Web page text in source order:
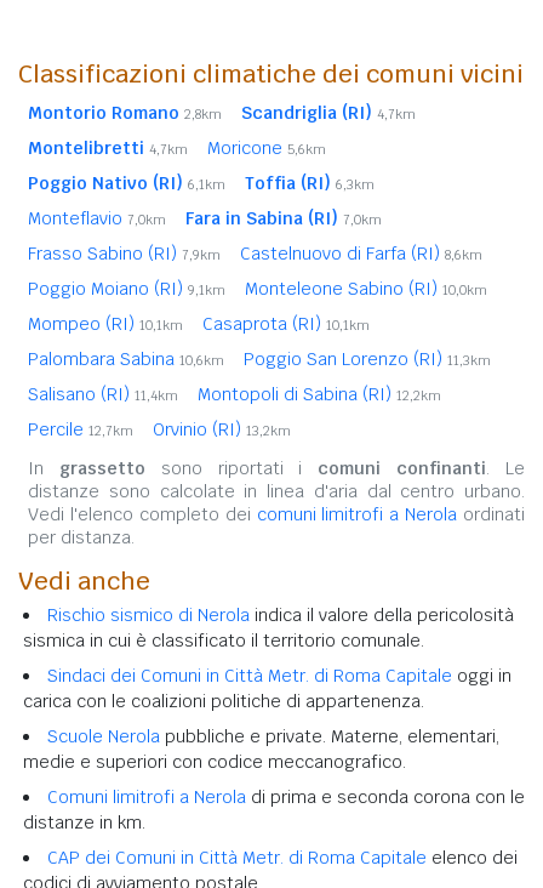
Classificazioni climatiche dei comuni vicini
Montorio Romano 2,8km Scandriglia (RI) 4,7km
Montelibretti 4,7km Moricone 5,6km
Poggio Nativo (RI) 6,1km Toffia (RI) 6,3km
Monteflavio 7,0km Fara in Sabina (RI) 7,0km
Frasso Sabino (RI) 7,9km Castelnuovo di Farfa (RI) 8,6km
Poggio Moiano (RI) 9,1km Monteleone Sabino (RI) 10,0km
Mompeo (RI) 10,1km Casaprota (RI) 10,1km
Palombara Sabina 10,6km Poggio San Lorenzo (RI) 11,3km
Salisano (RI) 11,4km Montopoli di Sabina (RI) 12,2km
Percile 12,7km Orvinio (RI) 13,2km
In grassetto sono riportati i comuni confinanti. Le
distanze sono calcolate in linea d'aria dal centro urbano.
Vedi l'elenco completo dei comuni limitrofi a Nerola ordinati
per distanza.
Vedi anche
Rischio sismico di Nerola indica il valore della pericolosità
sismica in cui è classificato il territorio comunale.
Sindaci dei Comuni in Città Metr. di Roma Capitale oggi in
carica con le coalizioni politiche di appartenenza.
Scuole Nerola pubbliche e private. Materne, elementari,
medie e superiori con codice meccanografico.
Comuni limitrofi a Nerola di prima e seconda corona con le
distanze in km.
CAP dei Comuni in Città Metr. di Roma Capitale elenco dei
codici di avviamento postale.